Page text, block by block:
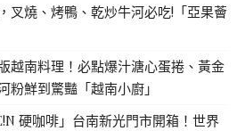
叉燒、烤鴨、乾炒牛河必吃!「亞果薈
越南料理！必點爆汁溏心蛋捲、黃金
粉鮮到驚豔「越南小廚」
硬咖啡」台南新光門市開箱！世界